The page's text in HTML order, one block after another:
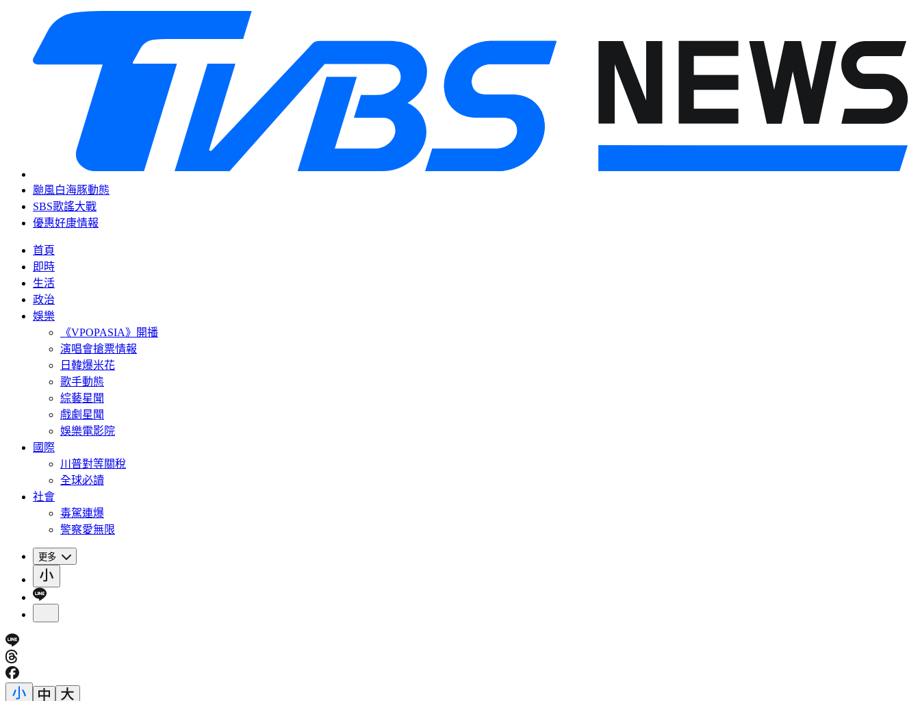
颱風白海豚動態
SBS歌謠大戰
優惠好康情報
首頁
即時
生活
政治
娛樂
《VPOPASIA》開播
演唱會搶票情報
日韓爆米花
歌手動態
綜藝星聞
戲劇星聞
娛樂電影院
國際
川普對等關稅
全球必讀
社會
毒駕連爆
警察愛無限
更多